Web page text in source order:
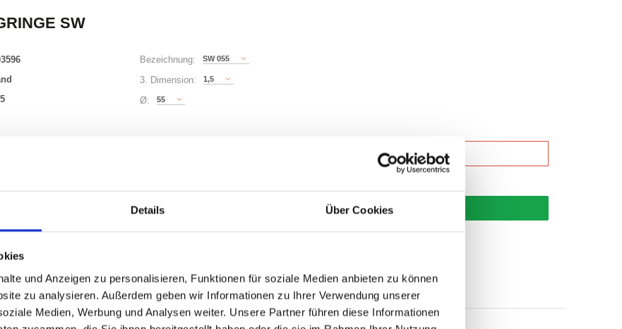
Details Über Cookies
und Anzeigen zu personalisieren, Funktionen für soziale Medien anbieten zu können
zu analysieren. Außerdem geben wir Informationen zu Ihrer Verwendung unserer
Medien, Werbung und Analysen weiter. Unsere Partner führen diese Informationen
SW
Bezeichnung: SW 055
3. Dimension: 1,5
Ø: 55